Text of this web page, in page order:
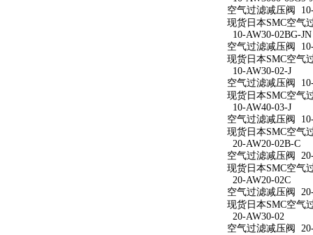
空气过滤减压阀
现货日本SMC空气
10-AW30-02BG-JN
空气过滤减压阀
现货日本SMC空气
10-AW30-02-J
空气过滤减压阀
现货日本SMC空气
10-AW40-03-J
空气过滤减压阀
现货日本SMC空气
20-AW20-02B-C
空气过滤减压阀
现货日本SMC空气
20-AW20-02C
空气过滤减压阀
现货日本SMC空气
20-AW30-02
空气过滤减压阀